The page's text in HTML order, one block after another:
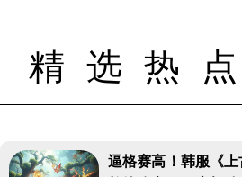
精选热
逼格赛高！韩服《